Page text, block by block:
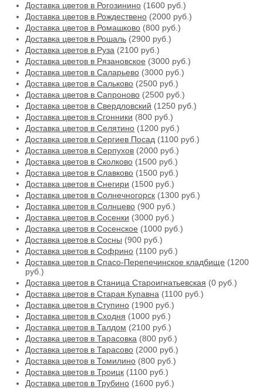
Доставка цветов в Рогозинино (1600 руб.)
Доставка цветов в Рождествено (2000 руб.)
Доставка цветов в Ромашково (800 руб.)
Доставка цветов в Рошаль (2900 руб.)
Доставка цветов в Руза (2100 руб.)
Доставка цветов в Рязановское (3000 руб.)
Доставка цветов в Саларьево (3000 руб.)
Доставка цветов в Сальково (2500 руб.)
Доставка цветов в Сапроново (2500 руб.)
Доставка цветов в Свердловский (1250 руб.)
Доставка цветов в Сгонники (800 руб.)
Доставка цветов в Селятино (1200 руб.)
Доставка цветов в Сергиев Посад (1100 руб.)
Доставка цветов в Серпухов (2000 руб.)
Доставка цветов в Сколково (1500 руб.)
Доставка цветов в Славково (1500 руб.)
Доставка цветов в Снегири (1500 руб.)
Доставка цветов в Солнечногорск (1300 руб.)
Доставка цветов в Солнцево (900 руб.)
Доставка цветов в Сосенки (3000 руб.)
Доставка цветов в Сосенское (1000 руб.)
Доставка цветов в Сосны (900 руб.)
Доставка цветов в Софрино (1100 руб.)
Доставка цветов в Спасо-Перепечинское кладбище (1200
руб.)
Доставка цветов в Станица Староигнатьевская (0 руб.)
Доставка цветов в Старая Купавна (1100 руб.)
Доставка цветов в Ступино (1900 руб.)
Доставка цветов в Сходня (1000 руб.)
Доставка цветов в Талдом (2100 руб.)
Доставка цветов в Тарасовка (800 руб.)
Доставка цветов в Тарасово (2000 руб.)
Доставка цветов в Томилино (800 руб.)
Доставка цветов в Троицк (1100 руб.)
Доставка цветов в Трубино (1600 руб.)